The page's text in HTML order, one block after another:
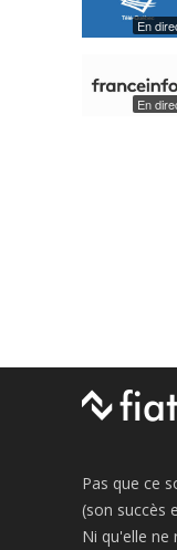
En
En
Pas que ce
(son succès
Ni qu'elle ne